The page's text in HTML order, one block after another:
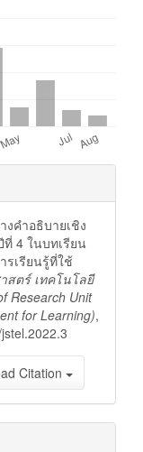
คำอธิบายเชิง
4 ในบทเรียน
รเรียนรู้ที่ใช้
สตร์ เทคโนโลยี
Research Unit
for Learning),
Citation